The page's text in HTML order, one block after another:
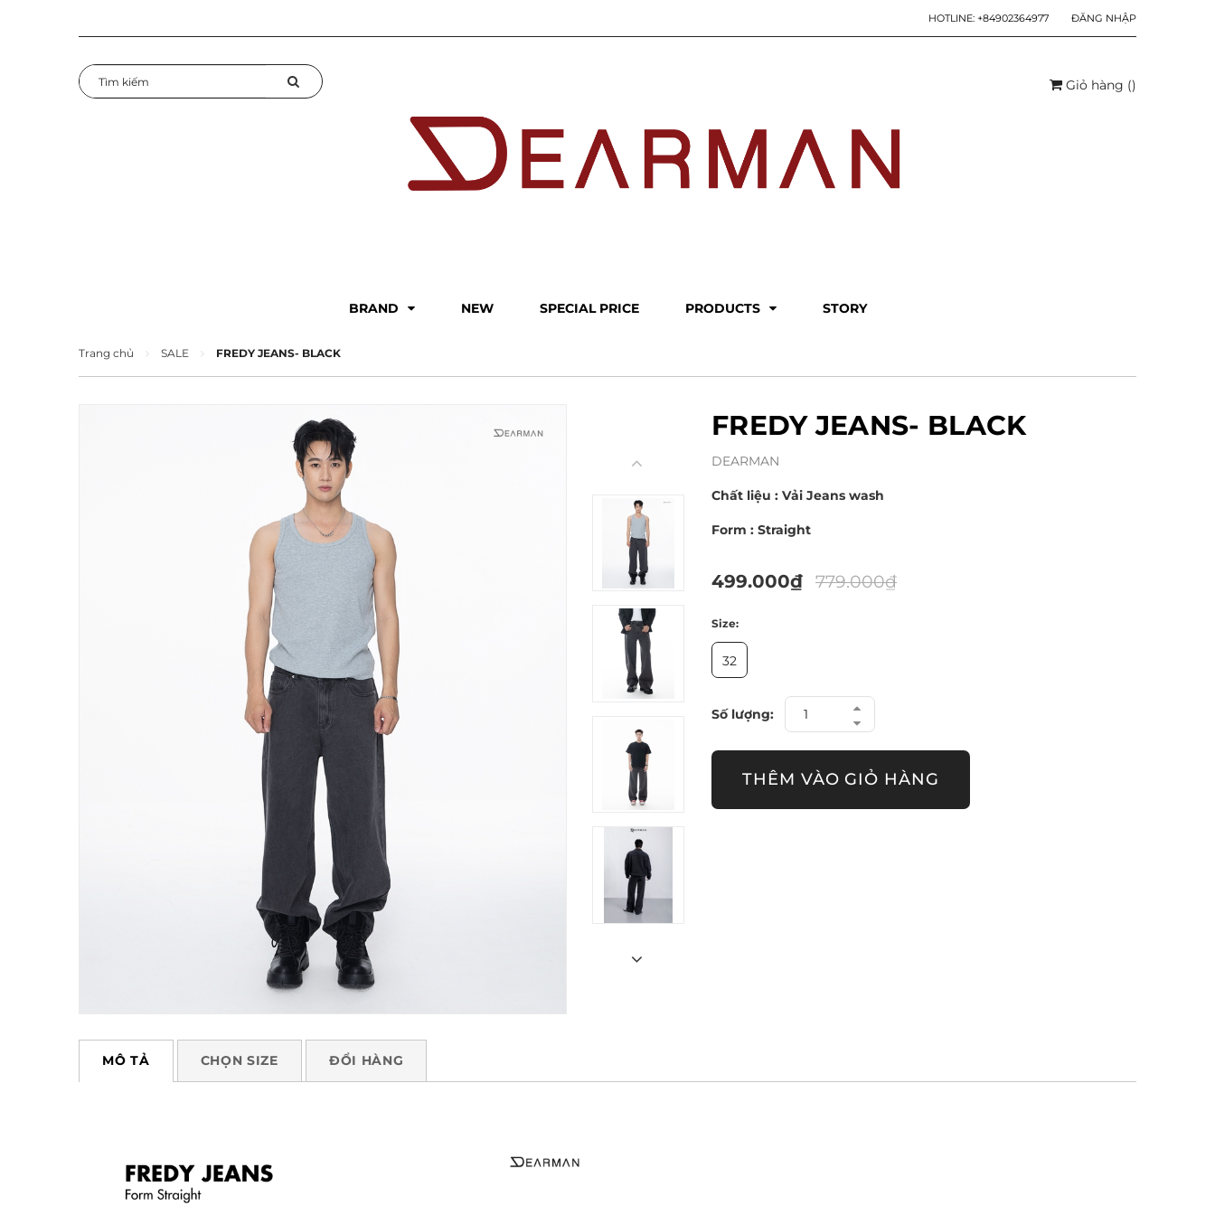
HOTLINE: +84902364977 ĐĂNG NHẬP
Giỏ hàng ()
BRAND NEW SPECIAL PRICE PRODUCTS STORY
Trang chủ SALE FREDY JEANS- BLACK
FREDY JEANS- BLACK
DEARMAN
Chất liệu : Vải Jeans wash
Form : Straight
499.000₫ 779.000₫
Size:
32
Số lượng:
THÊM VÀO GIỎ HÀNG
MÔ TẢ CHỌN SIZE ĐỔI HÀNG